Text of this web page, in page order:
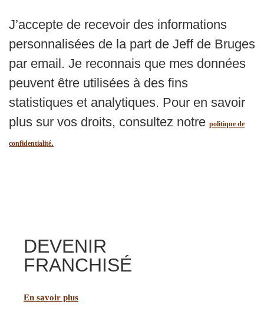
J’accepte de recevoir des informations
personnalisées de la part de Jeff de Bruges
par email. Je reconnais que mes données
peuvent être utilisées à des fins
statistiques et analytiques. Pour en savoir
plus sur vos droits, consultez notre politique de
confidentialité.
DEVENIR
FRANCHISÉ
En savoir plus